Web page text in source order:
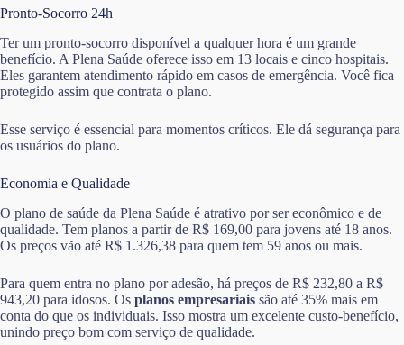
Pronto-Socorro 24h
Ter um pronto-socorro disponível a qualquer hora é um grande
benefício. A Plena Saúde oferece isso em 13 locais e cinco hospitais.
Eles garantem atendimento rápido em casos de emergência. Você fica
protegido assim que contrata o plano.
Esse serviço é essencial para momentos críticos. Ele dá segurança para
os usuários do plano.
Economia e Qualidade
O plano de saúde da Plena Saúde é atrativo por ser econômico e de
qualidade. Tem planos a partir de R$ 169,00 para jovens até 18 anos.
Os preços vão até R$ 1.326,38 para quem tem 59 anos ou mais.
Para quem entra no plano por adesão, há preços de R$ 232,80 a R$
943,20 para idosos. Os planos empresariais são até 35% mais em
conta do que os individuais. Isso mostra um excelente custo-benefício,
unindo preço bom com serviço de qualidade.